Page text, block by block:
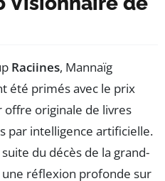
Raciines, Mannaïg
été primés avec le prix
offre originale de livres
par intelligence artificielle.
du décès de la grand-
une réflexion profonde sur